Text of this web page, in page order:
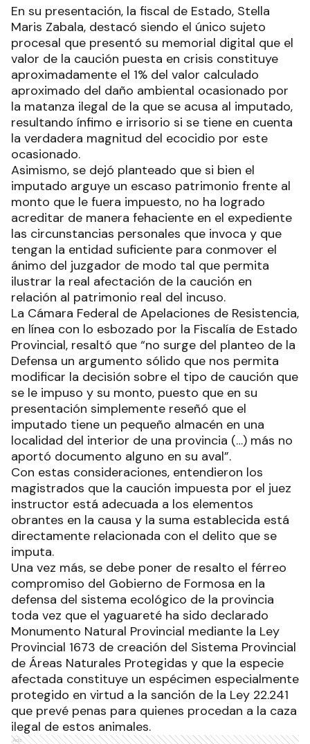
En su presentación, la fiscal de Estado, Stella
Maris Zabala, destacó siendo el único sujeto
procesal que presentó su memorial digital que el
valor de la caución puesta en crisis constituye
aproximadamente el 1% del valor calculado
aproximado del daño ambiental ocasionado por
la matanza ilegal de la que se acusa al imputado,
resultando ínfimo e irrisorio si se tiene en cuenta
la verdadera magnitud del ecocidio por este
ocasionado.
Asimismo, se dejó planteado que si bien el
imputado arguye un escaso patrimonio frente al
monto que le fuera impuesto, no ha logrado
acreditar de manera fehaciente en el expediente
las circunstancias personales que invoca y que
tengan la entidad suficiente para conmover el
ánimo del juzgador de modo tal que permita
ilustrar la real afectación de la caución en
relación al patrimonio real del incuso.
La Cámara Federal de Apelaciones de Resistencia,
en línea con lo esbozado por la Fiscalía de Estado
Provincial, resaltó que “no surge del planteo de la
Defensa un argumento sólido que nos permita
modificar la decisión sobre el tipo de caución que
se le impuso y su monto, puesto que en su
presentación simplemente reseñó que el
imputado tiene un pequeño almacén en una
localidad del interior de una provincia (…) más no
aportó documento alguno en su aval”.
Con estas consideraciones, entendieron los
magistrados que la caución impuesta por el juez
instructor está adecuada a los elementos
obrantes en la causa y la suma establecida está
directamente relacionada con el delito que se
imputa.
Una vez más, se debe poner de resalto el férreo
compromiso del Gobierno de Formosa en la
defensa del sistema ecológico de la provincia
toda vez que el yaguareté ha sido declarado
Monumento Natural Provincial mediante la Ley
Provincial 1673 de creación del Sistema Provincial
de Áreas Naturales Protegidas y que la especie
afectada constituye un espécimen especialmente
protegido en virtud a la sanción de la Ley 22.241
que prevé penas para quienes procedan a la caza
ilegal de estos animales.
Ads